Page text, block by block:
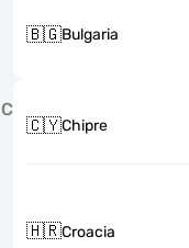
🇧🇬Bulgaria
C
🇨🇾Chipre
🇭🇷Croacia